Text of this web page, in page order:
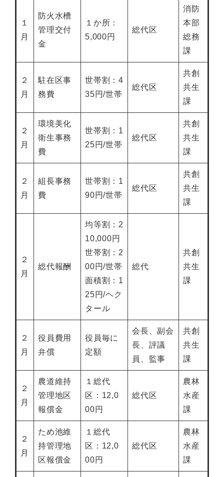
１
月
防火水槽
管理交付
金
１か所：
5,000円
総代区
消防
本部
総務
課
２
月
駐在区事
務費
世帯割：4
35円/世帯
総代区
共創
共生
課
２
月
環境美化
衛生事務
費
世帯割：1
25円/世帯
総代区
共創
共生
課
２
月
組長事務
費
世帯割：1
90円/世帯
総代区
共創
共生
課
２
月
総代報酬
均等割：2
10,000円
世帯割：2
00円/世帯
面積割：1
25円/ヘク
タール
総代
共創
共生
課
２
月
役員費用
弁償
役員毎に
定額
会長、副会
長、評議
員、監事
共創
共生
課
２
月
農道維持
管理地区
報償金
１総代
区：12,0
00円
総代区
農林
水産
課
２
月
ため池維
持管理地
区報償金
１総代
区：12,0
00円
総代区
農林
水産
課